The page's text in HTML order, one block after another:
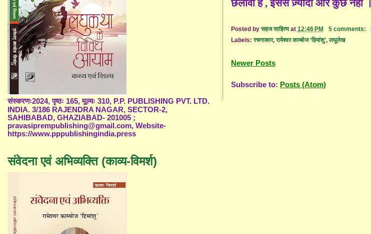
छलावा हैं , इससे ज़्यादा और कुछ नहीं ।
Posted byसहज साहित्य at 12:46 PM
5 comments:
Labels:रचनाकार,रामेश्वर काम्बोज ‘हिमांशु’,लघुलेख
Newer Posts
Subscribe to: Posts (Atom)
संस्करणः2024, पृष्ठः 165, मूल्यः 310, P.P. PUBLISHING PVT. LTD.
INDIA. 3/186 RAJENDRA NAGAR, SECTOR-2,
SAHIBABAD, GHAZIABAD- 201005 ;
pravasiprempublishing@gmail.com, Website-
https://www.pppublishingindia.press
संवेदना एवं अभिव्यक्ति (काव्य-विमर्श)